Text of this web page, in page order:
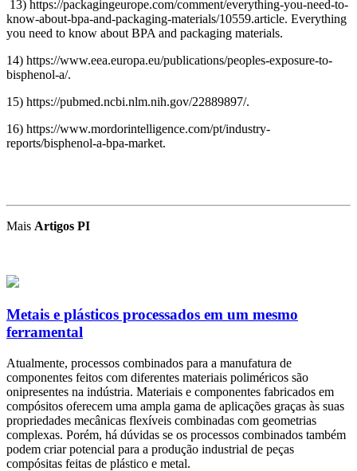
13) https://packagingeurope.com/comment/everything-you-need-to-
know-about-bpa-and-packaging-materials/10559.article. Everything
you need to know about BPA and packaging materials.
14) https://www.eea.europa.eu/publications/peoples-exposure-to-
bisphenol-a/.
15) https://pubmed.ncbi.nlm.nih.gov/22889897/.
16) https://www.mordorintelligence.com/pt/industry-
reports/bisphenol-a-bpa-market.
Mais Artigos PI
Metais e plásticos processados em um mesmo
ferramental
Atualmente, processos combinados para a manufatura de
componentes feitos com diferentes materiais poliméricos são
onipresentes na indústria. Materiais e componentes fabricados em
compósitos oferecem uma ampla gama de aplicações graças às suas
propriedades mecânicas flexíveis combinadas com geometrias
complexas. Porém, há dúvidas se os processos combinados também
podem criar potencial para a produção industrial de peças
compósitas feitas de plástico e metal.